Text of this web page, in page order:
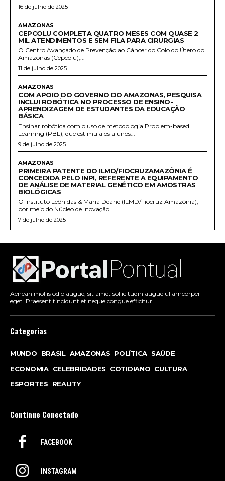
16 de julho de 2025
AMAZONAS
CEPCOLU COMPLETA QUATRO MESES COM QUASE 2
MIL ATENDIMENTOS E SEM FILA PARA CIRURGIAS
O Centro Avançado de Prevenção ao Câncer do Colo do Útero do
Amazonas (Cepcolu),...
11 de julho de 2025
AMAZONAS
COM APOIO DO GOVERNO DO AMAZONAS, PESQUISA
INCLUI ROBÓTICA NO PROCESSO DE ENSINO-
APRENDIZAGEM DE ESTUDANTES DA EDUCAÇÃO
BÁSICA
Ensinar robótica com o uso de metodologia Problem-based
Learning (PBL), que estimula os alunos...
9 de julho de 2025
AMAZONAS
PRIMEIRA PATENTE DO ILMD/FIOCRUZAMAZÔNIA É
CONCEDIDA PELO INPI, REFERENTE A EQUIPAMENTO
DE ANÁLISE DE MATERIAL GENÉTICO EM AMOSTRAS
BIOLÓGICAS
O Instituto Leônidas & Maria Deane (ILMD/Fiocruz Amazônia),
por meio do Núcleo de Inovação...
7 de julho de 2025
Aenean mollis odio augue, sit amet sollicitudin augue ullamcorper
eget. Praesent tincidunt et neque congue efficitur.
Categorias
MUNDO BRASIL AMAZONAS POLÍTICA SAÚDE
ECONOMIA CELEBRIDADES COTIDIANO CULTURA
ESPORTES
REALITY
Continue Conectado
FACEBOOK
INSTAGRAM